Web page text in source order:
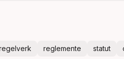
reglemente statut